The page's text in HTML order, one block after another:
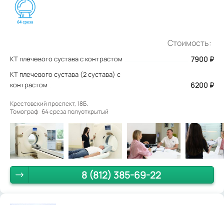
Стоимость:
КТ плечевого сустава с контрастом 7900 ₽
КТ плечевого сустава (2 сустава) с
контрастом
6200 ₽
Крестовский проспект, 18Б.
Томограф: 64 среза полуоткрытый
8 (812) 385-69-22